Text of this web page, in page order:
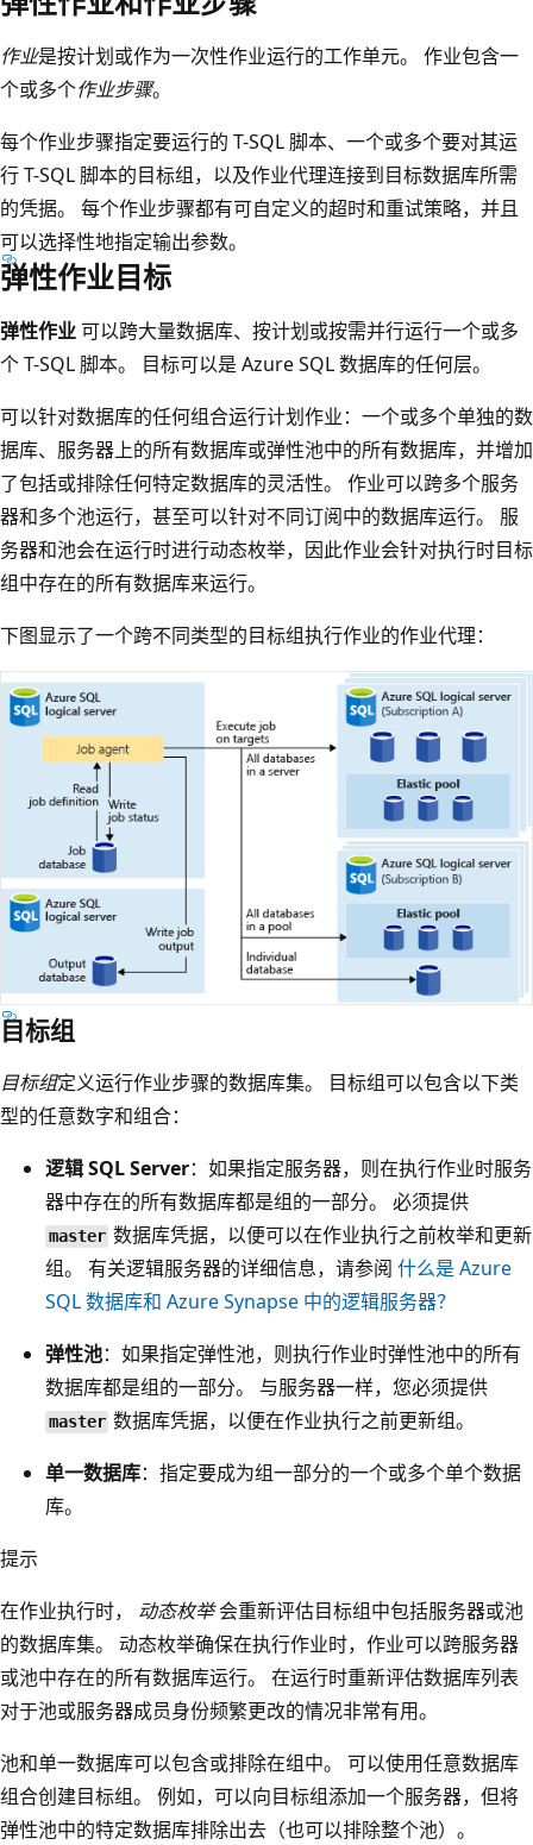
作业是按计划或作为一次性作业运行的工作单元。 作业包含一
个或多个作业步骤。
每个作业步骤指定要运行的 T-SQL 脚本、一个或多个要对其运
行 T-SQL 脚本的目标组，以及作业代理连接到目标数据库所需
的凭据。 每个作业步骤都有可自定义的超时和重试策略，并且
可以选择性地指定输出参数。
弹性作业目标
弹性作业可以跨大量数据库、按计划或按需并行运行一个或多
个 T-SQL 脚本。 目标可以是 Azure SQL 数据库的任何层。
可以针对数据库的任何组合运行计划作业：一个或多个单独的数
据库、服务器上的所有数据库或弹性池中的所有数据库，并增加
了包括或排除任何特定数据库的灵活性。 作业可以跨多个服务
器和多个池运行，甚至可以针对不同订阅中的数据库运行。 服
务器和池会在运行时进行动态枚举，因此作业会针对执行时目标
组中存在的所有数据库来运行。
下图显示了一个跨不同类型的目标组执行作业的作业代理：
目标组
目标组定义运行作业步骤的数据库集。 目标组可以包含以下类
型的任意数字和组合：
逻辑 SQL Server：如果指定服务器，则在执行作业时服务
器中存在的所有数据库都是组的一部分。 必须提供
master 数据库凭据，以便可以在作业执行之前枚举和更新
组。 有关逻辑服务器的详细信息，请参阅 什么是 Azure
SQL 数据库和 Azure Synapse 中的逻辑服务器？
弹性池：如果指定弹性池，则执行作业时弹性池中的所有
数据库都是组的一部分。 与服务器一样，您必须提供
master 数据库凭据，以便在作业执行之前更新组。
单一数据库：指定要成为组一部分的一个或多个单个数据
库。
提示
在作业执行时， 动态枚举会重新评估目标组中包括服务器或池
的数据库集。 动态枚举确保在执行作业时，作业可以跨服务器
或池中存在的所有数据库运行。
在运行时重新评估数据库列表
对于池或服务器成员身份频繁更改的情况非常有用。
池和单一数据库可以包含或排除在组中。 可以使用任意数据库
组合创建目标组。 例如，可以向目标组添加一个服务器，但将
弹性池中的特定数据库排除出去（也可以排除整个池）。